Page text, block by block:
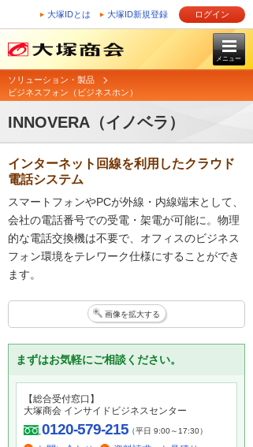
大塚IDとは 大塚ID新規登録 ログイン
メニュー
ソリューション・製品
ビジネスフォン（ビジネスホン）
INNOVERA（イノベラ）
インターネット回線を利用したクラウド
電話システム
スマートフォンやPCが外線・内線端末として、
会社の電話番号での受電・架電が可能に。物理
的な電話交換機は不要で、オフィスのビジネス
フォン環境をテレワーク仕様にすることができ
ます。
画像を拡大する
まずはお気軽にご相談ください。
【総合受付窓口】
大塚商会 インサイドビジネスセンター
0120-579-215（平日 9:00～17:30）